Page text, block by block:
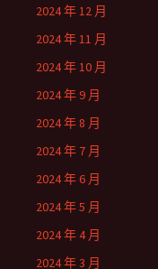
2024 年 12 月
2024 年 11 月
2024 年 10 月
2024 年 9 月
2024 年 8 月
2024 年 7 月
2024 年 6 月
2024 年 5 月
2024 年 4 月
2024 年 3 月